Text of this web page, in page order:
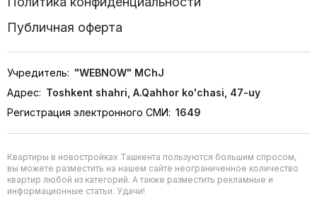
Публичная оферта
Учредитель: "WEBNOW" MChJ
Адрес: Toshkent shahri, A.Qahhor ko'chasi, 47-uy
Регистрация электронного СМИ: 1649
Квартиры в новостройках Ташкента пользуются большим спросом,
вы можете разместить на нашем сайте неограниченное количество
квартир любой из категорий. А также разместить рекламные и
информационные статьи. Удачи!